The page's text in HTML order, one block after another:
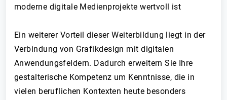
moderne digitale Medienprojekte wertvoll ist
Ein weiterer Vorteil dieser Weiterbildung liegt in der
Verbindung von Grafikdesign mit digitalen
Anwendungsfeldern. Dadurch erweitern Sie Ihre
gestalterische Kompetenz um Kenntnisse, die in
vielen beruflichen Kontexten heute besonders